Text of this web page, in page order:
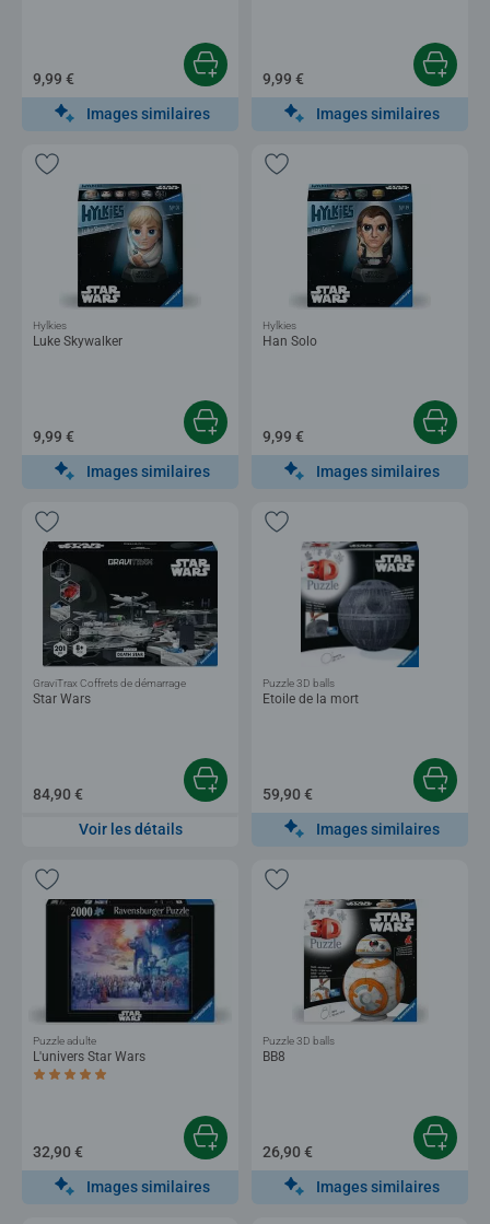
9,99 €
Images similaires
9,99 €
Images similaires
Luke Skywalker
Hylkies
9,99 €
Images similaires
Han Solo
Hylkies
9,99 €
Images similaires
Star Wars
GraviTrax Coffrets de démarrage
84,90 €
Voir les détails
Etoile de la mort
Puzzle 3D balls
59,90 €
Images similaires
L'univers Star Wars
Average rating 5,0 out of 5 stars.
Puzzle adulte
32,90 €
Images similaires
BB8
Puzzle 3D balls
26,90 €
Images similaires